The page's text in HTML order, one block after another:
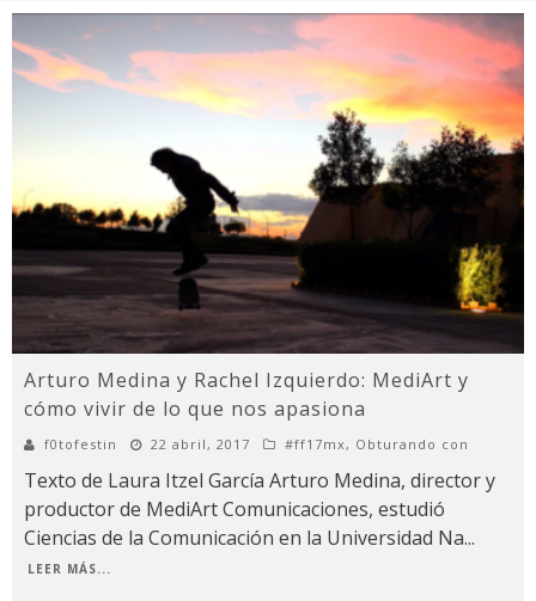
Arturo Medina y Rachel Izquierdo: MediArt y
cómo vivir de lo que nos apasiona
f0tofestin 22 abril, 2017 #ff17mx, Obturando con
Texto de Laura Itzel García Arturo Medina, director y
productor de MediArt Comunicaciones, estudió
Ciencias de la Comunicación en la Universidad Na...
LEER MÁS...